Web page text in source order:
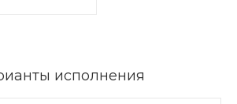
исполнения